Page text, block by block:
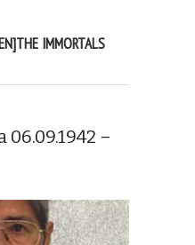
IMMORTALS
–